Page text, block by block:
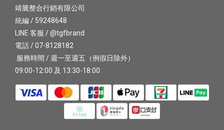
靖騰整合行銷有限公司
統編 / 59248648
LINE 客服 / @tgfbrand
電話 / 07-8128182
服務時間 / 週一至週五（例假日除外）
09:00-12:00 及 13:30-18:00